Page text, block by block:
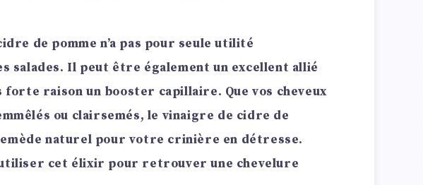
de pomme n’a pas pour seule utilité
salades. Il peut être également un excellent allié
forte raison un booster capillaire. Que vos cheveux
ou clairsemés, le vinaigre de cidre de
naturel pour votre crinière en détresse.
cet élixir pour retrouver une chevelure